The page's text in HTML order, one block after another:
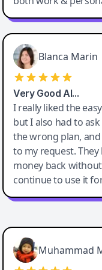
Blanca Marin
Very Good AI…
I really liked the
but I also had to
the wrong plan,
to my request.
money back
continue to use it
Easy-Peasy AI
Muhammad